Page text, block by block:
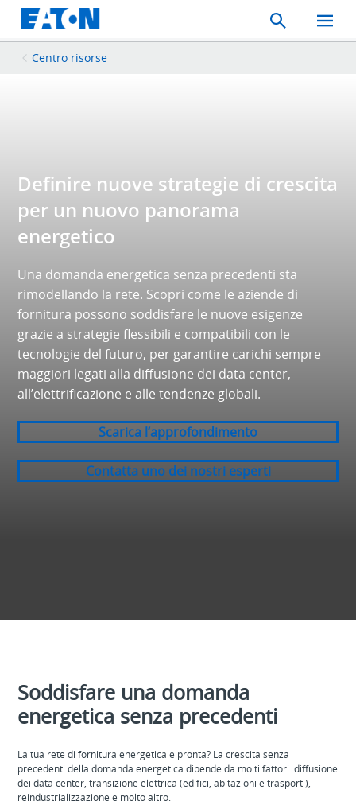
Search
Toggle
Mobile
Centro risorse
Definire nuove strategie di crescita
per un nuovo panorama
energetico
Una domanda energetica senza precedenti sta
rimodellando la rete. Scopri come le aziende di
fornitura possono soddisfare le nuove esigenze
grazie a strategie flessibili e compatibili con le
tecnologie del futuro, per garantire carichi sempre
maggiori legati alla diffusione dei data center,
all’elettrificazione e alle tendenze globali.
Scarica l’approfondimento
Contatta uno dei nostri esperti
Soddisfare una domanda
energetica senza precedenti
La tua rete di fornitura energetica è pronta? La crescita senza
precedenti della domanda energetica dipende da molti fattori: diffusione
dei data center, transizione elettrica (edifici, abitazioni e trasporti),
reindustrializzazione e molto altro.